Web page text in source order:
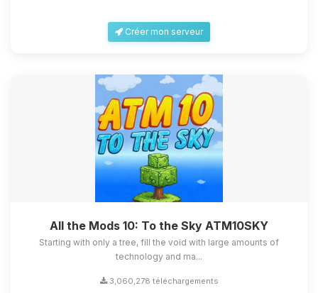
Créer mon serveur
All the Mods 10: To the Sky ATM10SKY
Starting with only a tree, fill the void with large amounts of
technology and ma...
3,060,278 téléchargements